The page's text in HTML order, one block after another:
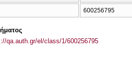
600256795
qa.auth.gr/el/class/1/600256795